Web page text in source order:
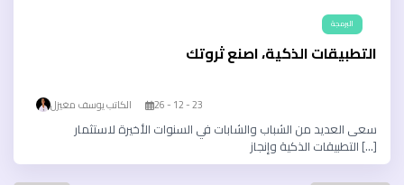
علوم الحاسوب
التعليم
الأسرة
دكتوراه
البرمجة
التطبيقات الذكية، اصنع ثروتك
الكاتب يوسف مغيزل 26 - 12 - 23
سعى العديد من الشباب والشابات في السنوات الأخيرة لاستثمار
التطبيقات الذكية وإنجاز […]